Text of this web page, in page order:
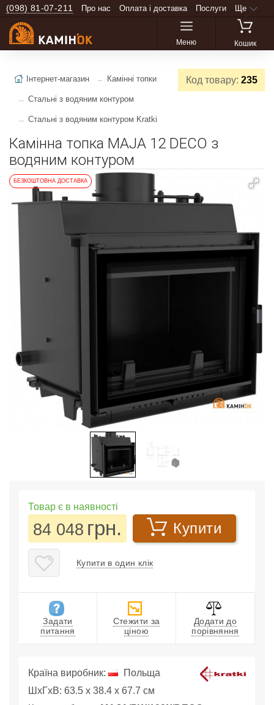
(098) 81-07-211 Про нас Оплата і доставка Послуги Ще
Меню Кошик
Код товару: 235
Інтернет-магазин Камінні топки
Стальні з водяним контуром
Стальні з водяним контуром Kratki
Камінна топка MAJA 12 DECO з
водяним контуром
БЕЗКОШТОВНА ДОСТАВКА
Товар є в наявності
84 048 грн. Купити
Купити в один клік
Задати
питання
Стежити за
ціною
Додати до
порівняння
Країна виробник:
Польща
ШхГхВ: 63.5 x 38.4 x 67.7 см